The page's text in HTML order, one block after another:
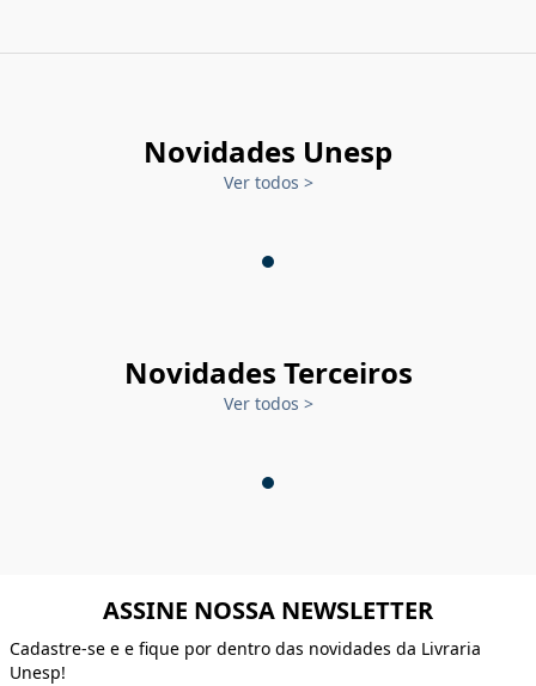
Novidades Unesp
Ver todos >
Novidades Terceiros
Ver todos >
ASSINE NOSSA NEWSLETTER
Cadastre-se e e fique por dentro das novidades da Livraria
Unesp!